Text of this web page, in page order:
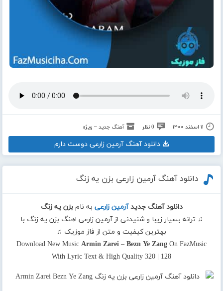
۱۱ اسفند ۱۴۰۰ 0 نظر آهنگ جدید ~ ویژه
دانلود آهنگ آرمین زارعی دوست دارم
دانلود آهنگ آرمین زارعی بزن یه زنگ
دانلود آهنگ جدید آرمین زارعی به نامبزن یه زنگ
♫ ترانه بسیار زیبا و شنیدنی از آرمین زارعی اهنگ بزن یه زنگ با
بهترین کیفیت و متن از فاز موزیک ♫
Download New Music Armin Zarei – Bezn Ye Zang On FazMusic
With Lyric Text & High Quality 320 | 128